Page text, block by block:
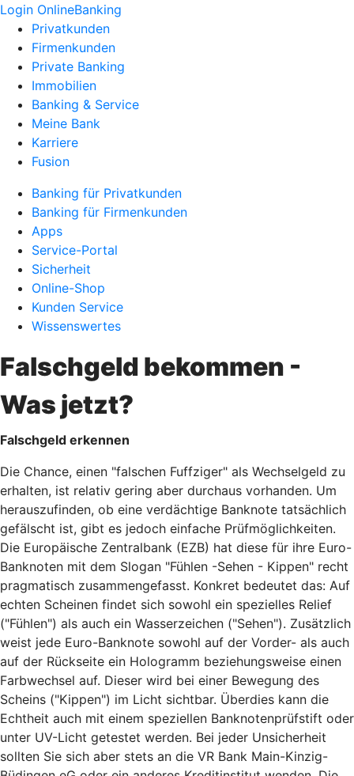
Login OnlineBanking
Privatkunden
Firmenkunden
Private Banking
Immobilien
Banking & Service
Meine Bank
Karriere
Fusion
Banking für Privatkunden
Banking für Firmenkunden
Apps
Service-Portal
Sicherheit
Online-Shop
Kunden Service
Wissenswertes
Falschgeld bekommen -
Was jetzt?
Falschgeld erkennen
Die Chance, einen "falschen Fuffziger" als Wechselgeld zu
erhalten, ist relativ gering aber durchaus vorhanden. Um
herauszufinden, ob eine verdächtige Banknote tatsächlich
gefälscht ist, gibt es jedoch einfache Prüfmöglichkeiten.
Die Europäische Zentralbank (EZB) hat diese für ihre Euro-
Banknoten mit dem Slogan "Fühlen -Sehen - Kippen" recht
pragmatisch zusammengefasst. Konkret bedeutet das: Auf
echten Scheinen findet sich sowohl ein spezielles Relief
("Fühlen") als auch ein Wasserzeichen ("Sehen"). Zusätzlich
weist jede Euro-Banknote sowohl auf der Vorder- als auch
auf der Rückseite ein Hologramm beziehungsweise einen
Farbwechsel auf. Dieser wird bei einer Bewegung des
Scheins ("Kippen") im Licht sichtbar. Überdies kann die
Echtheit auch mit einem speziellen Banknotenprüfstift oder
unter UV-Licht getestet werden. Bei jeder Unsicherheit
sollten Sie sich aber stets an die VR Bank Main-Kinzig-